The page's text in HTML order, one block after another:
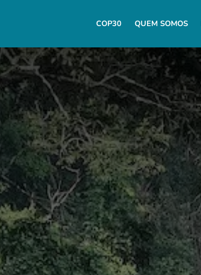
COP30 QUEM SOMOS